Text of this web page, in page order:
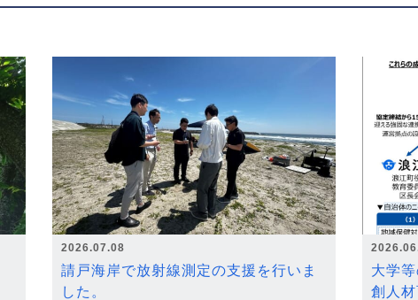
2026.07.08
請戸海岸で放射線測定の支援を行いま
した。
大学
創人